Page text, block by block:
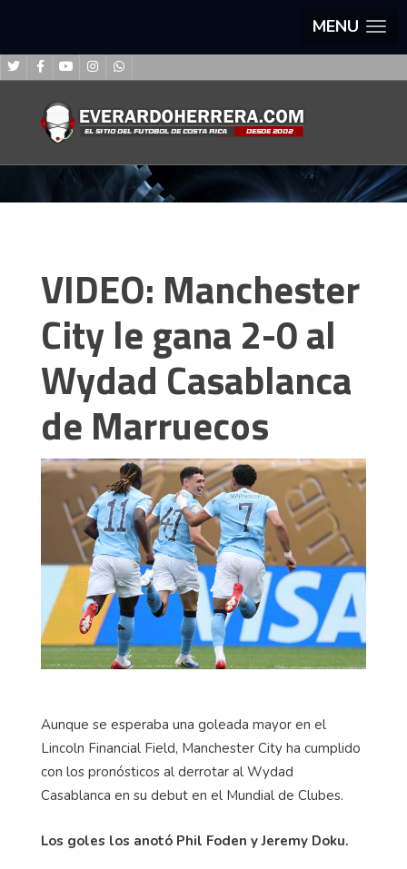
MENU
VIDEO: Manchester
City le gana 2-0 al
Wydad Casablanca
de Marruecos
Aunque se esperaba una goleada mayor en el
Lincoln Financial Field, Manchester City ha cumplido
con los pronósticos al derrotar al Wydad
Casablanca en su debut en el Mundial de Clubes.
Los goles los anotó Phil Foden y Jeremy Doku.